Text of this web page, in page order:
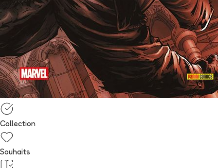
Collection
Souhaits